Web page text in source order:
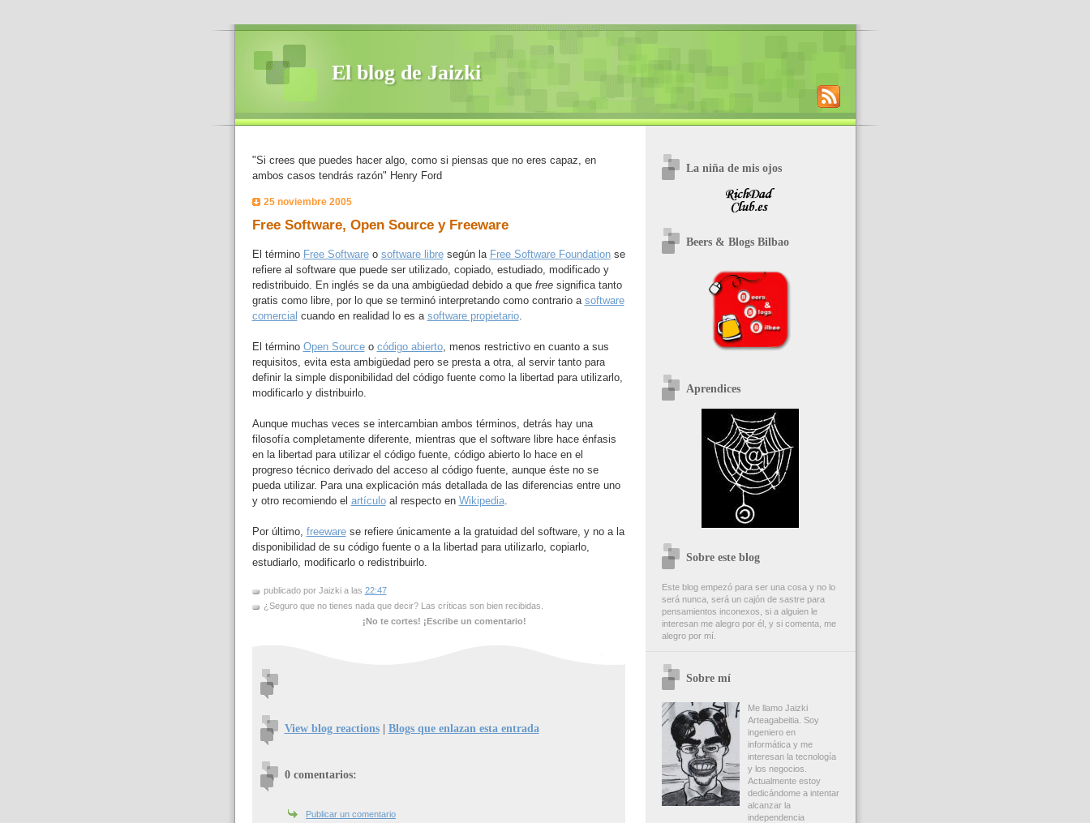
El blog de Jaizki
"Si crees que puedes hacer algo, como si piensas que no eres capaz, en
ambos casos tendrás razón" Henry Ford
25 noviembre 2005
Free Software, Open Source y Freeware
El término Free Softwareo software libresegún la Free Software Foundationse
refiere al software que puede ser utilizado, copiado, estudiado, modificado y
redistribuido. En inglés se da una ambigüedad debido a que freesignifica tanto
gratis como libre, por lo que se terminó interpretando como contrario a software
comercial cuando en realidad lo es a software propietario.
El término Open Sourceo código abierto, menos restrictivo en cuanto a sus
requisitos, evita esta ambigüedad pero se presta a otra, al servir tanto para
definir la simple disponibilidad del código fuente como la libertad para utilizarlo,
modificarlo y distribuirlo.
Aunque muchas veces se intercambian ambos términos, detrás hay una
filosofía completamente diferente, mientras que el software libre hace énfasis
en la libertad para utilizar el código fuente, código abierto lo hace en el
progreso técnico derivado del acceso al código fuente, aunque éste no se
pueda utilizar. Para una explicación más detallada de las diferencias entre uno
y otro recomiendo el artículoal respecto en Wikipedia.
Por último, freewarese refiere únicamente a la gratuidad del software, y no a la
disponibilidad de su código fuente o a la libertad para utilizarlo, copiarlo,
estudiarlo, modificarlo o redistribuirlo.
publicado por Jaizki a las 22:47
¿Seguro que no tienes nada que decir? Las críticas son bien recibidas.
¡No te cortes! ¡Escribe un comentario!
View blog reactions| Blogs que enlazan esta entrada
0 comentarios:
Publicar un comentario
La niña de mis ojos
Beers & Blogs Bilbao
Aprendices
Sobre este blog
Este blog empezó para ser una cosa y no lo
será nunca, será un cajón de sastre para
pensamientos inconexos, si a alguien le
interesan me alegro por él, y si comenta, me
alegro por mí.
Sobre mí
Me llamo Jaizki
Arteagabeitia. Soy
ingeniero en
informática y me
interesan la tecnología
y los negocios.
Actualmente estoy
dedicándome a intentar
alcanzar la
independencia